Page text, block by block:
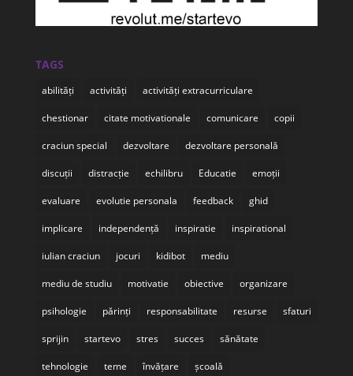
TAGS
abilități activități activități extracurriculare
chestionar citate motivationale comunicare copii
craciun special dezvoltare dezvoltare personală
discuții distracție echilibru Educatie emoții
evaluare evolutie personala feedback ghid
implicare independență inspiratie inspirational
iulian craciun jocuri kidibot mediu
mediu de studiu motivatie obiective organizare
psihologie părinți responsabilitate resurse sfaturi
sprijin startevo stres succes sănătate
tehnologie teme învățare școală